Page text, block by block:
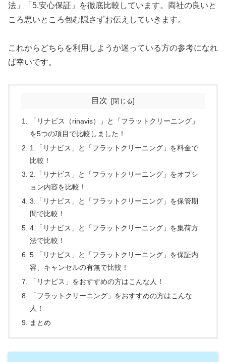
法」「5.安心保証」を徹底比較しています。両社の良いと
ころ悪いところ包む隠さずお伝えしていきます。
これからどちらを利用しようか迷っている方の参考になれ
ば幸いです。
目次
「リナビス（rinavis）」と「フラットクリーニング」
を5つの項目で比較しました！
1.「リナビス」と「フラットクリーニング」を料金で
比較！
2.「リナビス」と「フラットクリーニング」をオプシ
ョン内容を比較！
3.「リナビス」と「フラットクリーニング」を保管期
間で比較！
4.「リナビス」と「フラットクリーニング」を集荷方
法で比較！
5.「リナビス」と「フラットクリーニング」を保証内
容、キャンセルの有無で比較！
「リナビス」をおすすめの方はこんな人！
「フラットクリーニング」をおすすめの方はこんな
人！
まとめ